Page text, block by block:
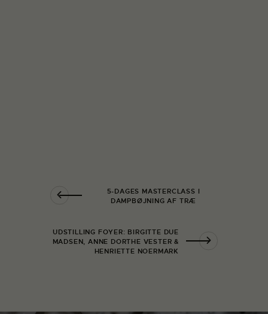
5-DAGES MASTERCLASS I
DAMPBØJNING AF TRÆ
UDSTILLING FOYER: BIRGITTE DUE
MADSEN, ANNE DORTHE VESTER &
HENRIETTE NOERMARK